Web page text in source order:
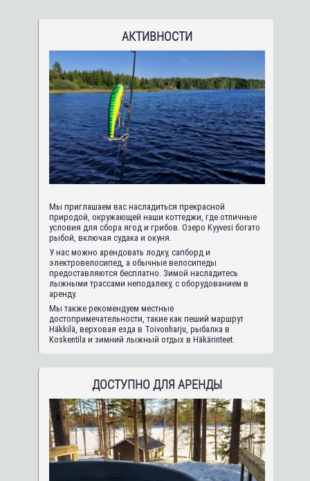
АКТИВНОСТИ
Мы приглашаем вас насладиться прекрасной
природой, окружающей наши коттеджи, где отличные
условия для сбора ягод и грибов. Озеро Kyyvesi богато
рыбой, включая судака и окуня.
У нас можно арендовать лодку, сапборд и
электровелосипед, а обычные велосипеды
предоставляются бесплатно. Зимой насладитесь
лыжными трассами неподалеку, с оборудованием в
аренду.
Мы также рекомендуем местные
достопримечательности, такие как пеший маршрут
Häkkilä, верховая езда в Toivonharju, рыбалка в
Koskentila и зимний лыжный отдых в Häkärinteet.
ДОСТУПНО ДЛЯ АРЕНДЫ